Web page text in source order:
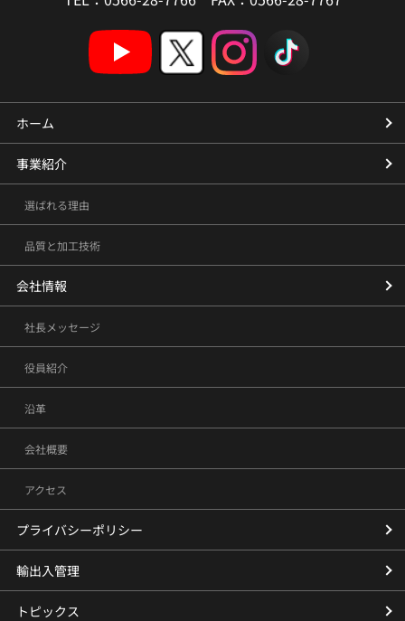
ホーム
事業紹介
選ばれる理由
品質と加工技術
会社情報
社長メッセージ
役員紹介
沿革
会社概要
アクセス
プライバシーポリシー
輸出入管理
トピックス